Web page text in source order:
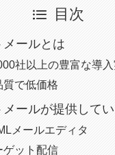
目次
メールとは
社以上の豊富な導
質で低価格
メールが提供して
メールエディタ
ゲット配信